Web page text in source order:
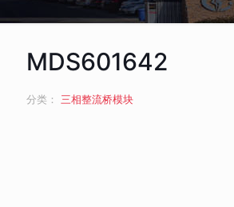
MDS601642
分类： 三相整流桥模块